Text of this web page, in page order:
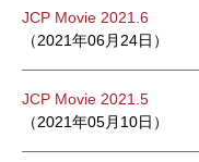
JCP Movie 2021.6
（2021年06月24日）
JCP Movie 2021.5
（2021年05月10日）